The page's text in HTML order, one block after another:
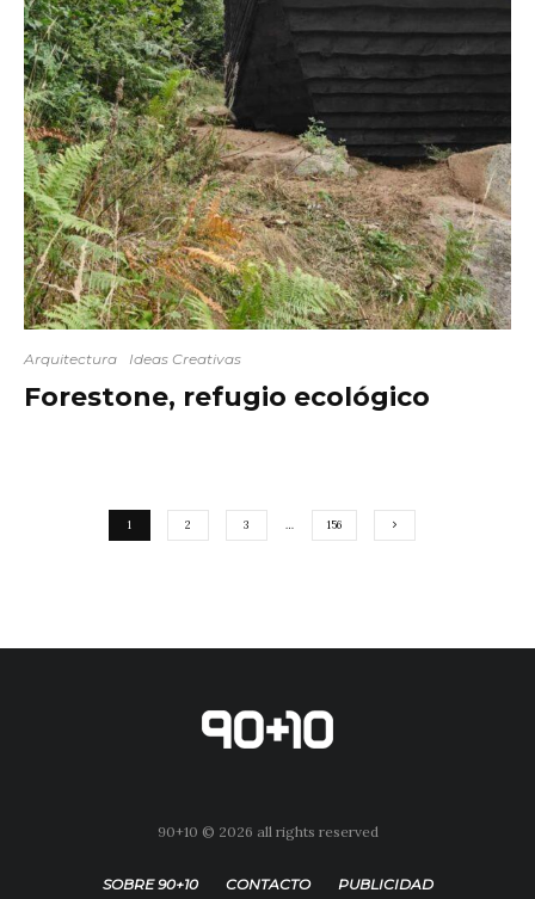
Arquitectura Ideas Creativas
Forestone, refugio ecológico
1 2 3 … 156
90+10 © 2026 all rights reserved
SOBRE 90+10 CONTACTO PUBLICIDAD